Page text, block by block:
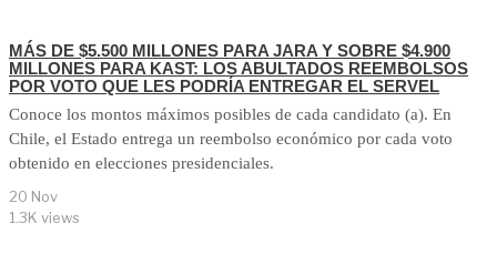
MÁS DE $5.500 MILLONES PARA JARA Y SOBRE $4.900
MILLONES PARA KAST: LOS ABULTADOS REEMBOLSOS
POR VOTO QUE LES PODRÍA ENTREGAR EL SERVEL
Conoce los montos máximos posibles de cada candidato (a). En
Chile, el Estado entrega un reembolso económico por cada voto
obtenido en elecciones presidenciales.
20 Nov
1.3K views